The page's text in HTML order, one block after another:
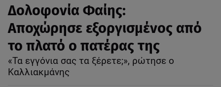
Δολοφονία Φαίης:
Αποχώρησε εξοργισμένος από
το πλατό ο πατέρας της
«Τα εγγόνια σας τα ξέρετε;», ρώτησε ο
Καλλιακμάνης